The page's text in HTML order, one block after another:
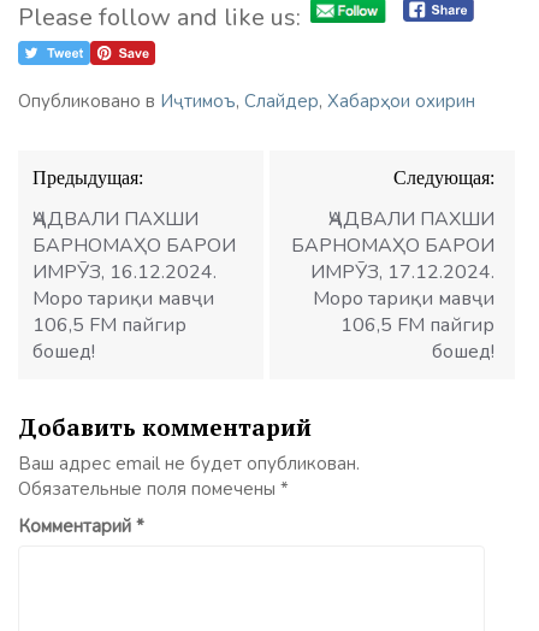
Please follow and like us:
Опубликовано в Иҷтимоъ, Слайдер, Хабарҳои охирин
Навигация
по
записям
Предыдущая:
ҶАДВАЛИ ПАХШИ
БАРНОМАҲО БАРОИ
ИМРӮЗ, 16.12.2024.
Моро тариқи мавҷи
106,5 FM пайгир
бошед!
Следующая:
ҶАДВАЛИ ПАХШИ
БАРНОМАҲО БАРОИ
ИМРӮЗ, 17.12.2024.
Моро тариқи мавҷи
106,5 FM пайгир
бошед!
Добавить комментарий
Ваш адрес email не будет опубликован.
Обязательные поля помечены *
Комментарий *